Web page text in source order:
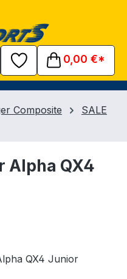
0,00 €*
Composite
SALE
Alpha QX4